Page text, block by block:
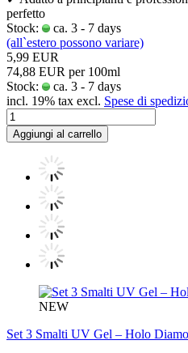
perfetto
Stock:
ca. 3 - 7 days
(all`estero possono variare)
5,99 EUR
74,88 EUR per 100ml
Stock:
ca. 3 - 7 days
incl. 19% tax excl. Spese di
Aggiungi al carrello
NEW
Set 3 Smalti UV Gel – Holo